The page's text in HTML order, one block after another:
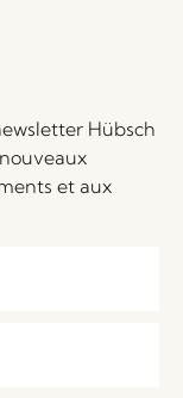
Hübsch
et aux